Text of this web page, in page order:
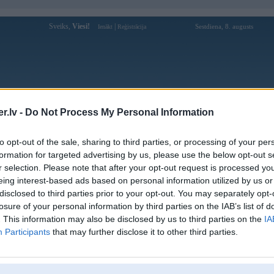
- Do Not Process My Personal Information
opt-out of the sale, sharing to third parties, or processing of your
for targeted advertising by us, please use the below opt-out
selection. Please note that after your opt-out request is processed
interest-based ads based on personal information utilized by us
to third parties prior to your opt-out. You may separately
of your personal information by third parties on the IAB’s list of
This information may also be disclosed by us to third parties on the
Participants that may further disclose it to other third parties.
Sveiks, Viesi! Ienākt Reģistrācija Sestdiena, 8. augusts
Forums Galerijas Reģistrācija Lietotāji
Lietotāja henis profils
Pēdējo reizi manīts: 13. Jun 2023, 11:27
Lietotājvārds:
henis
Pilsēta:
Saulkrasti
Braucu ar:
Ziņojumi forumā:
1340